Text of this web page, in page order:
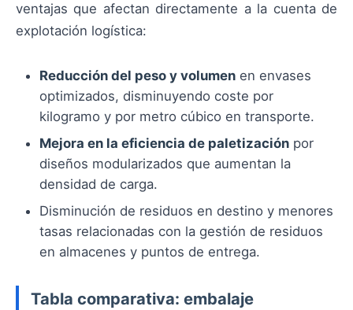
ventajas que afectan directamente a la cuenta de
explotación logística:
Reducción del peso y volumen en envases
optimizados, disminuyendo coste por
kilogramo y por metro cúbico en transporte.
Mejora en la eficiencia de paletización por
diseños modularizados que aumentan la
densidad de carga.
Disminución de residuos en destino y menores
tasas relacionadas con la gestión de residuos
en almacenes y puntos de entrega.
Tabla comparativa: embalaje